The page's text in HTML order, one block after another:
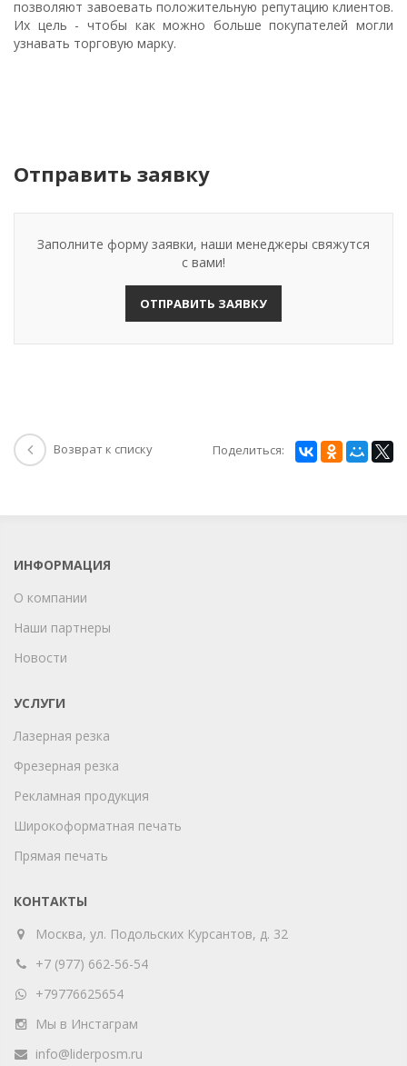
позволяют завоевать положительную репутацию клиентов.
Их цель - чтобы как можно больше покупателей могли
узнавать торговую марку.
Отправить заявку
Заполните форму заявки, наши менеджеры свяжутся
с вами!
ОТПРАВИТЬ ЗАЯВКУ
Возврат к списку Поделиться:
ИНФОРМАЦИЯ
О компании
Наши партнеры
Новости
УСЛУГИ
Лазерная резка
Фрезерная резка
Рекламная продукция
Широкоформатная печать
Прямая печать
КОНТАКТЫ
Москва, ул. Подольских Курсантов, д. 32
+7 (977) 662-56-54
+79776625654
Мы в Инстаграм
info@liderposm.ru